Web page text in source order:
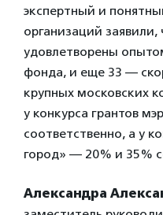
экспертный и
организаций заявили,
удовлетворены
фонда, и еще 33 —
крупных московских
у конкурса грантов
соответственно, а у
город» — 20% и 35%
Александра